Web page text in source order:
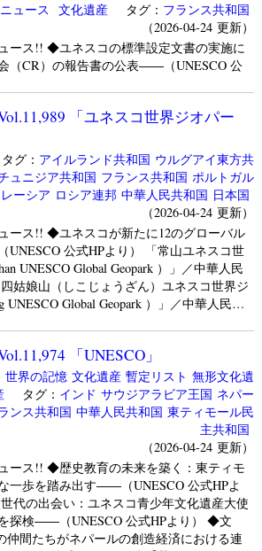
ュース 文化遺産タグ： フランス共和国
（2026-04-24 更新）
ース!! ◆ユネスコの標準設定文書の実施に
（CR）の報告書の公表――（UNESCO 公
「ユネスコ世界ジオパー
グ： アイルランド共和国 ウルグアイ東方共
ュニジア共和国 フランス共和国 ポルトガル
ーシア ロシア連邦 中華人民共和国 日本国
（2026-04-24 更新）
ース!! ◆ユネスコが新たに12のグローバル
公式HPより） 「常山ユネスコ世
UNESCO Global Geopark ）」／中華人民
姑娘山（しこじょうざん）ユネスコ世界ジ
UNESCO Global Geopark ）」／中華人民…
「UNESCO」
世界の記憶 文化遺産 暫定リスト 無形文化遺
タグ： インド サウジアラビア王国 ネパー
ンス共和国 中華人民共和国 東ティモール民
主共和国
（2026-04-24 更新）
ース!! ◆歴史教育の未来を築く：東ティモ
一歩を踏み出す――（UNESCO 公式HPよ
代の出会い：ユネスコ青少年文化遺産大使
探検――（UNESCO 公式HPより） ◆文
仲間たちがネパールの創造経済における連